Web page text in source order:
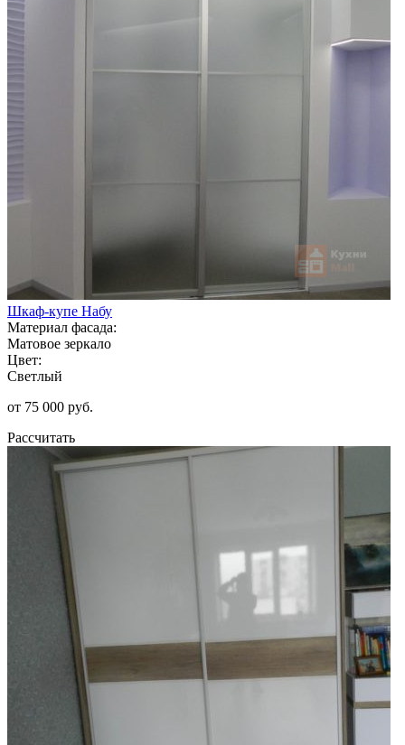
Шкаф-купе Набу
Материал фасада:
Матовое зеркало
Цвет:
Светлый
от 75 000 руб.
Рассчитать